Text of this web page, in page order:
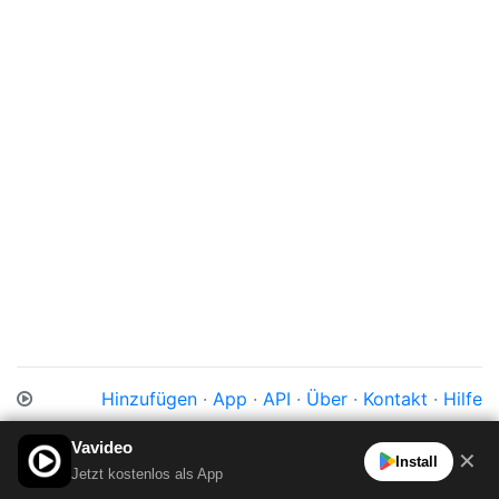
Hinzufügen · App · API · Über · Kontakt · Hilfe
Impressum
Vavideo
Jetzt kostenlos als App
Install ✕